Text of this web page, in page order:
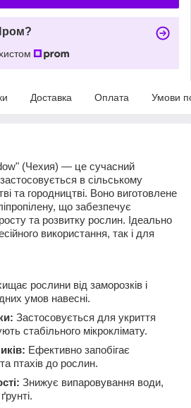
Доставка Оплата Умови
(Чехия) — це сучасний
в сільському
та городництві. Воно виготовлене
що забезпечує
та розвитку рослин. Ідеально
використання, так і для
рослини від заморозків і
умов навесні.
Застосовується для укриття
стабільного мікроклімату.
Ефективно запобігає
птахів до рослин.
Знижує випаровування води,